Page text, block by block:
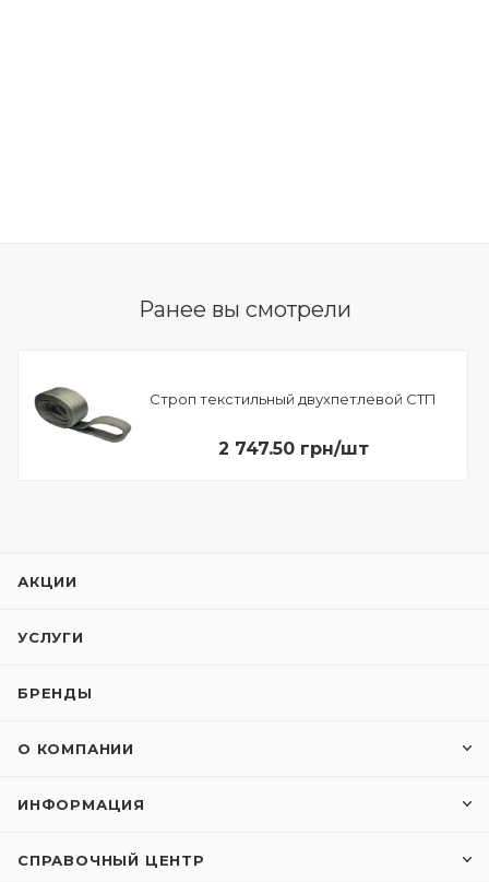
Ранее вы смотрели
Строп текстильный двухпетлевой СТП
2 747.50 грн/шт
АКЦИИ
УСЛУГИ
БРЕНДЫ
О КОМПАНИИ
ИНФОРМАЦИЯ
СПРАВОЧНЫЙ ЦЕНТР